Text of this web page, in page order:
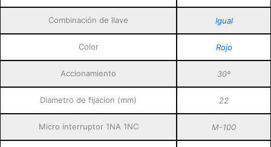
Combinación de llave Igual
Color Rojo
Accionamiento 30º
Diametro de fijacion (mm) 22
Micro interruptor 1NA 1NC M-100